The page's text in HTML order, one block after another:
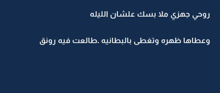
روحي جهزي ملا بسك علشان الليله
وعطاها ظهره وتغطى بالبطانيه .طالعت فيه رونق